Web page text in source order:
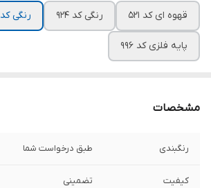
قهوه ای کد ۵۲۱
رنگی کد ۹۲۴ رنگی کد ۸۲۱
پایه فلزی کد ۹۹۶
مشخصات
رنگبندی طبق درخواست شما
کیفیت تضمینی